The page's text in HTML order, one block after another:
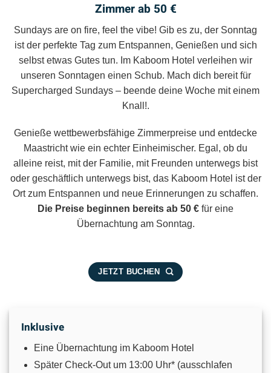
Zimmer ab 50 €
Sundays are on fire, feel the vibe! Gib es zu, der Sonntag
ist der perfekte Tag zum Entspannen, Genießen und sich
selbst etwas Gutes tun. Im Kaboom Hotel verleihen wir
unseren Sonntagen einen Schub. Mach dich bereit für
Supercharged Sundays – beende deine Woche mit einem
Knall!.
Genieße wettbewerbsfähige Zimmerpreise und entdecke
Maastricht wie ein echter Einheimischer. Egal, ob du
alleine reist, mit der Familie, mit Freunden unterwegs bist
oder geschäftlich unterwegs bist, das Kaboom Hotel ist der
Ort zum Entspannen und neue Erinnerungen zu schaffen.
Die Preise beginnen bereits ab 50 € für eine
Übernachtung am Sonntag.
JETZT BUCHEN
Inklusive
Eine Übernachtung im Kaboom Hotel
Später Check-Out um 13:00 Uhr* (ausschlafen